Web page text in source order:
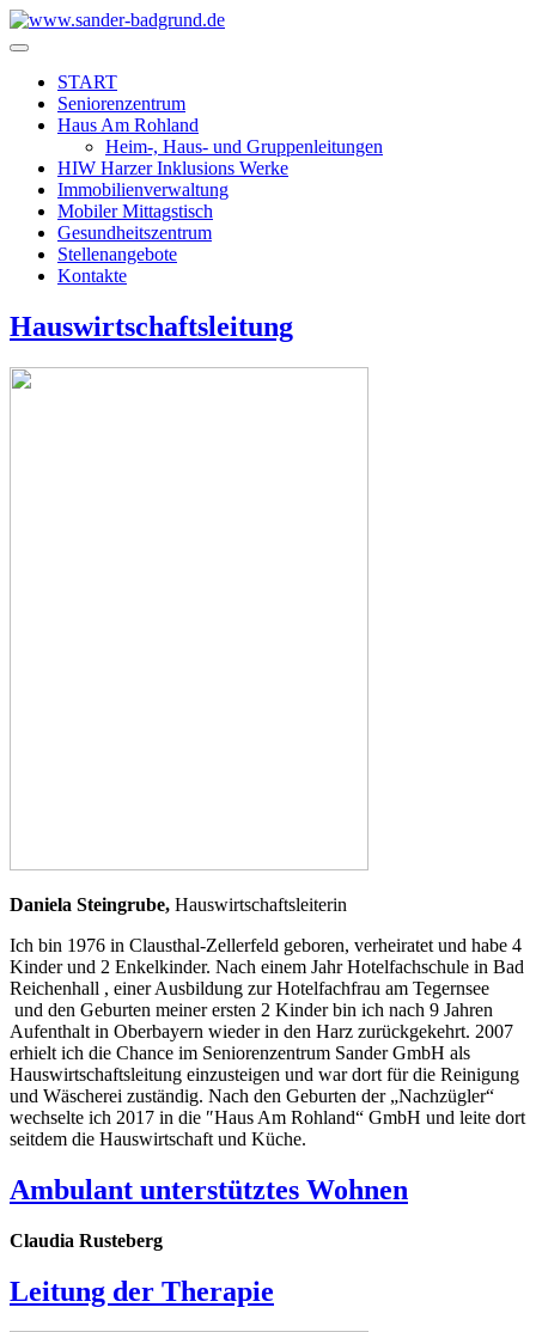
START
Seniorenzentrum
Haus Am Rohland
Heim-, Haus- und Gruppenleitungen
HIW Harzer Inklusions Werke
Immobilienverwaltung
Mobiler Mittagstisch
Gesundheitszentrum
Stellenangebote
Kontakte
Hauswirtschaftsleitung
Daniela Steingrube, Hauswirtschaftsleiterin
Ich bin 1976 in Clausthal-Zellerfeld geboren, verheiratet und habe 4
Kinder und 2 Enkelkinder. Nach einem Jahr Hotelfachschule in Bad
Reichenhall , einer Ausbildung zur Hotelfachfrau am Tegernsee
und den Geburten meiner ersten 2 Kinder bin ich nach 9 Jahren
Aufenthalt in Oberbayern wieder in den Harz zurückgekehrt. 2007
erhielt ich die Chance im Seniorenzentrum Sander GmbH als
Hauswirtschaftsleitung einzusteigen und war dort für die Reinigung
und Wäscherei zuständig. Nach den Geburten der „Nachzügler“
wechselte ich 2017 in die ″Haus Am Rohland“ GmbH und leite dort
seitdem die Hauswirtschaft und Küche.
Ambulant unterstütztes Wohnen
Claudia Rusteberg
Leitung der Therapie